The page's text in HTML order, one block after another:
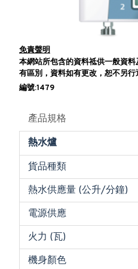
免責聲明
本網站所包含的資料祗供一般資
有區別，資料如有更改，恕不另
編號:1479
產品規格
熱水爐
貨品種類
熱水供應量 (公升/分鐘)
電源供應
火力 (瓦)
機身顏色